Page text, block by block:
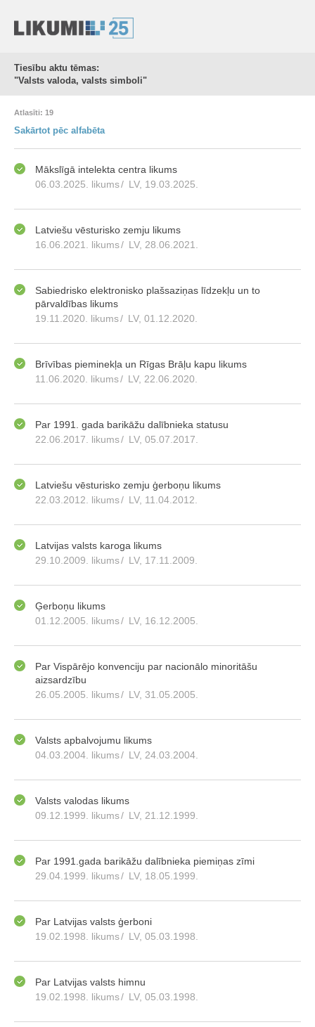
Tiesību aktu tēmas:
"Valsts valoda, valsts simboli"
Atlasīti: 19
Sakārtot pēc alfabēta
Mākslīgā intelekta centra likums
06.03.2025. likums/ LV, 19.03.2025.
Latviešu vēsturisko zemju likums
16.06.2021. likums/ LV, 28.06.2021.
Sabiedrisko elektronisko plašsaziņas līdzekļu un to
pārvaldības likums
19.11.2020. likums/ LV, 01.12.2020.
Brīvības pieminekļa un Rīgas Brāļu kapu likums
11.06.2020. likums/ LV, 22.06.2020.
Par 1991. gada barikāžu dalībnieka statusu
22.06.2017. likums/ LV, 05.07.2017.
Latviešu vēsturisko zemju ģerboņu likums
22.03.2012. likums/ LV, 11.04.2012.
Latvijas valsts karoga likums
29.10.2009. likums/ LV, 17.11.2009.
Ģerboņu likums
01.12.2005. likums/ LV, 16.12.2005.
Par Vispārējo konvenciju par nacionālo minoritāšu
aizsardzību
26.05.2005. likums/ LV, 31.05.2005.
Valsts apbalvojumu likums
04.03.2004. likums/ LV, 24.03.2004.
Valsts valodas likums
09.12.1999. likums/ LV, 21.12.1999.
Par 1991.gada barikāžu dalībnieka piemiņas zīmi
29.04.1999. likums/ LV, 18.05.1999.
Par Latvijas valsts ģerboni
19.02.1998. likums/ LV, 05.03.1998.
Par Latvijas valsts himnu
19.02.1998. likums/ LV, 05.03.1998.